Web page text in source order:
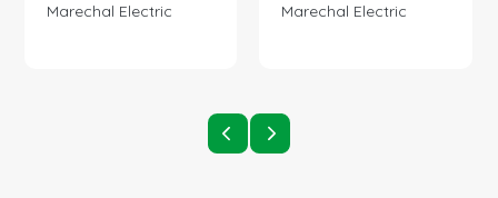
Marechal Electric Marechal Electric